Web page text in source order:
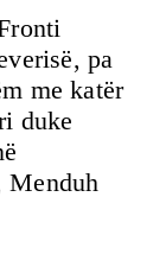
pa
me katër
duke
Menduh